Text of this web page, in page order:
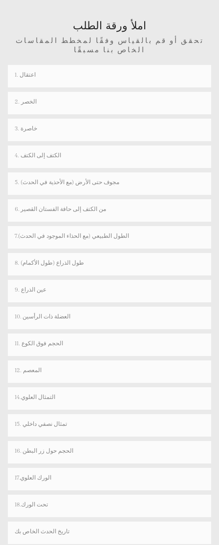
املأ ورقة الطلب
تحقق أو قم بالقياس وفقًا لمخطط المقاسات
الخاص بنا مسبقًا
1. اعتقال
2. الخصر
3. خاصرة
4. الكتف إلى الكتف
5. مجوف حتى الأرض (مع الأحذية في الحدث)
6. من الكتف إلى حافة الفستان القصير
7.الطول الطبيعي (مع الحذاء الموجود في الحدث)
8. طول الذراع (طول الأكمام)
9. عين الذراع
10. العضلة ذات الرأسين
11. الحجم فوق الكوع
12. المعصم
14.التمثال العلوي
15. تمثال نصفي داخلي
16. الحجم حول زر البطن
17.الورك العلوي
18.تحت الورك
تاريخ الحدث الخاص بك